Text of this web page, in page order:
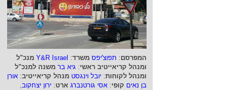
המפרסם: תפוצ'יפס משרד:
Y&R Israel מנכ"ל
ומנהל קריאייטיב ראשי: גיא בר משנה למנכ"ל
ומנהל לקוחות: יובל וינגסט מנהל קריאייטיב: אורן
בן נאים קופי: אסי גורטנברג ארט: ירון יצחקוב,